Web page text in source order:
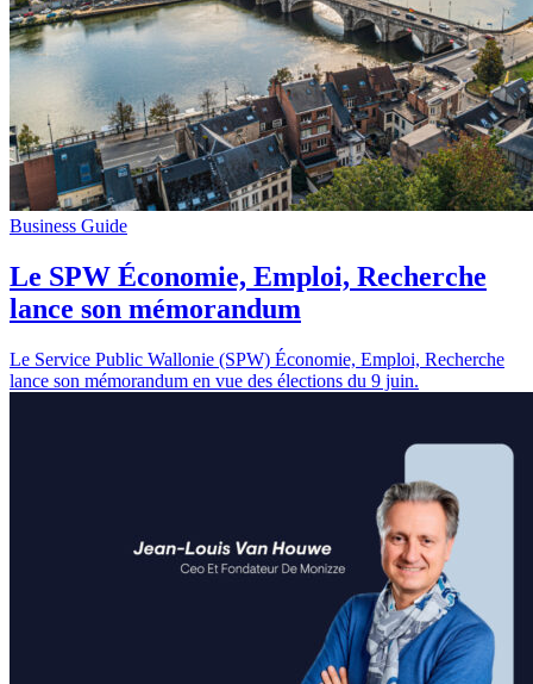
Business Guide
Le SPW Économie, Emploi, Recherche
lance son mémorandum
Le Service Public Wallonie (SPW) Économie, Emploi, Recherche
lance son mémorandum en vue des élections du 9 juin.